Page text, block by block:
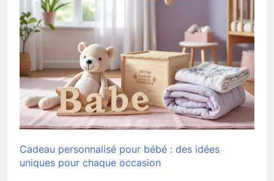
Cadeau personnalisé pour bébé : des idées
uniques pour chaque occasion